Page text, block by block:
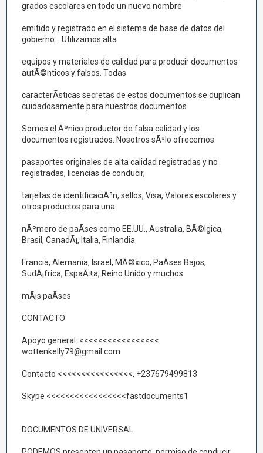
grados escolares en todo un nuevo nombre
emitido y registrado en el sistema de base de datos del
gobierno. . Utilizamos alta
equipos y materiales de calidad para producir documentos
autÃ©nticos y falsos. Todas
caracterÃ­sticas secretas de estos documentos se duplican
cuidadosamente para nuestros documentos.
Somos el Ãºnico productor de falsa calidad y los
documentos registrados. Nosotros sÃ³lo ofrecemos
pasaportes originales de alta calidad registradas y no
registradas, licencias de conducir,
tarjetas de identificaciÃ³n, sellos, Visa, Valores escolares y
otros productos para una
nÃºmero de paÃ­ses como EE.UU., Australia, BÃ©lgica,
Brasil, CanadÃ¡, Italia, Finlandia
Francia, Alemania, Israel, MÃ©xico, PaÃ­ses Bajos,
SudÃ¡frica, EspaÃ±a, Reino Unido y muchos
mÃ¡s paÃ­ses
CONTACTO
Apoyo general: <<<<<<<<<<<<<<<<<
wottenkelly79@gmail.com
Contacto <<<<<<<<<<<<<<<<, +237679499813
Skype <<<<<<<<<<<<<<<<<fastdocuments1
DOCUMENTOS DE UNIVERSAL